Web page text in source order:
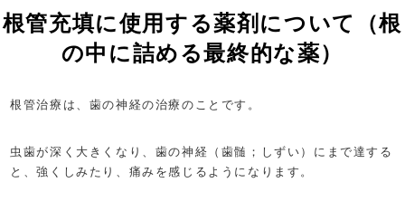
根管充填に使用する薬剤について（根
の中に詰める最終的な薬）
根管治療は、歯の神経の治療のことです。
虫歯が深く大きくなり、歯の神経（歯髄；しずい）にまで達する
と、強くしみたり、痛みを感じるようになります。